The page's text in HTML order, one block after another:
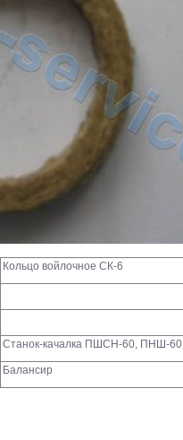
Кольцо войлочное СК-6
Станок-качалка ПШСН-60, ПНШ-60
Балансир